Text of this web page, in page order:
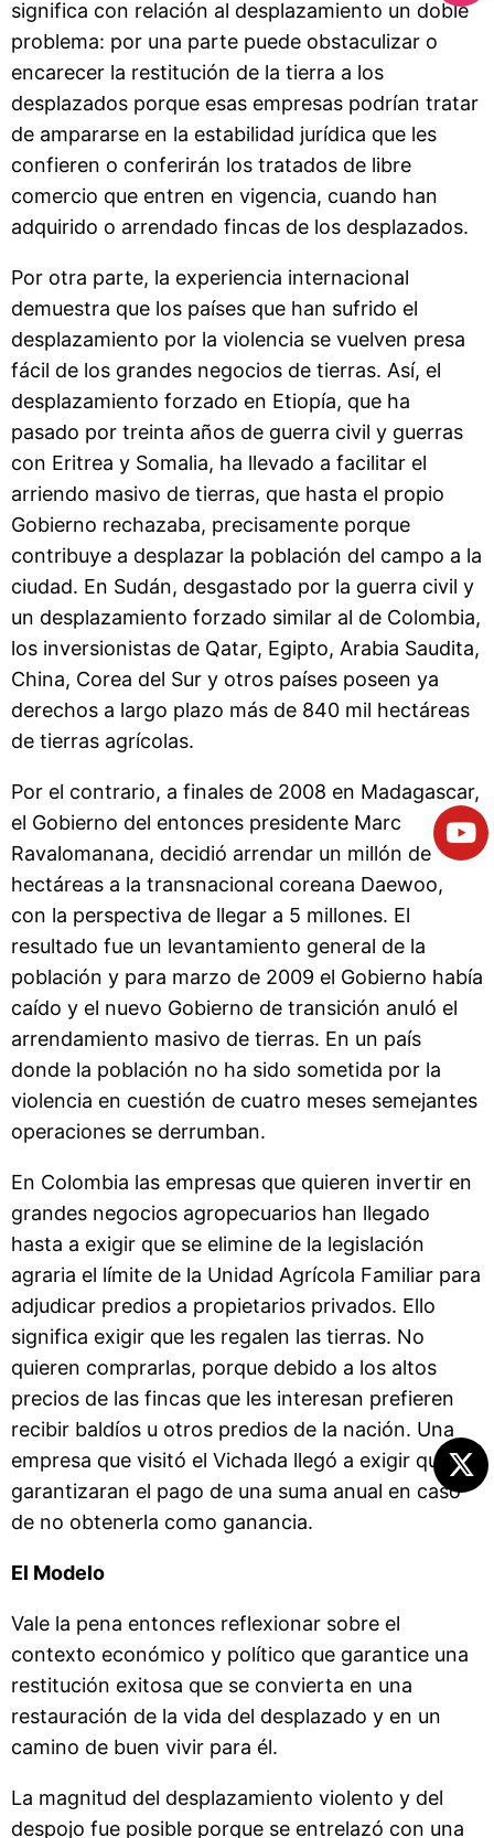
significa con relación al desplazamiento un doble
problema: por una parte puede obstaculizar o
encarecer la restitución de la tierra a los
desplazados porque esas empresas podrían tratar
de ampararse en la estabilidad jurídica que les
confieren o conferirán los tratados de libre
comercio que entren en vigencia, cuando han
adquirido o arrendado fincas de los desplazados.
Por otra parte, la experiencia internacional
demuestra que los países que han sufrido el
desplazamiento por la violencia se vuelven presa
fácil de los grandes negocios de tierras. Así, el
desplazamiento forzado en Etiopía, que ha
pasado por treinta años de guerra civil y guerras
con Eritrea y Somalia, ha llevado a facilitar el
arriendo masivo de tierras, que hasta el propio
Gobierno rechazaba, precisamente porque
contribuye a desplazar la población del campo a la
ciudad. En Sudán, desgastado por la guerra civil y
un desplazamiento forzado similar al de Colombia,
los inversionistas de Qatar, Egipto, Arabia Saudita,
China, Corea del Sur y otros países poseen ya
derechos a largo plazo más de 840 mil hectáreas
de tierras agrícolas.
Por el contrario, a finales de 2008 en Madagascar,
el Gobierno del entonces presidente Marc
Ravalomanana, decidió arrendar un millón de
hectáreas a la transnacional coreana Daewoo,
con la perspectiva de llegar a 5 millones. El
resultado fue un levantamiento general de la
población y para marzo de 2009 el Gobierno había
caído y el nuevo Gobierno de transición anuló el
arrendamiento masivo de tierras. En un país
donde la población no ha sido sometida por la
violencia en cuestión de cuatro meses semejantes
operaciones se derrumban.
En Colombia las empresas que quieren invertir en
grandes negocios agropecuarios han llegado
hasta a exigir que se elimine de la legislación
agraria el límite de la Unidad Agrícola Familiar para
adjudicar predios a propietarios privados. Ello
significa exigir que les regalen las tierras. No
quieren comprarlas, porque debido a los altos
precios de las fincas que les interesan prefieren
recibir baldíos u otros predios de la nación. Una
empresa que visitó el Vichada llegó a exigir que le
garantizaran el pago de una suma anual en caso
de no obtenerla como ganancia.
El Modelo
Vale la pena entonces reflexionar sobre el
contexto económico y político que garantice una
restitución exitosa que se convierta en una
restauración de la vida del desplazado y en un
camino de buen vivir para él.
La magnitud del desplazamiento violento y del
despojo fue posible porque se entrelazó con una